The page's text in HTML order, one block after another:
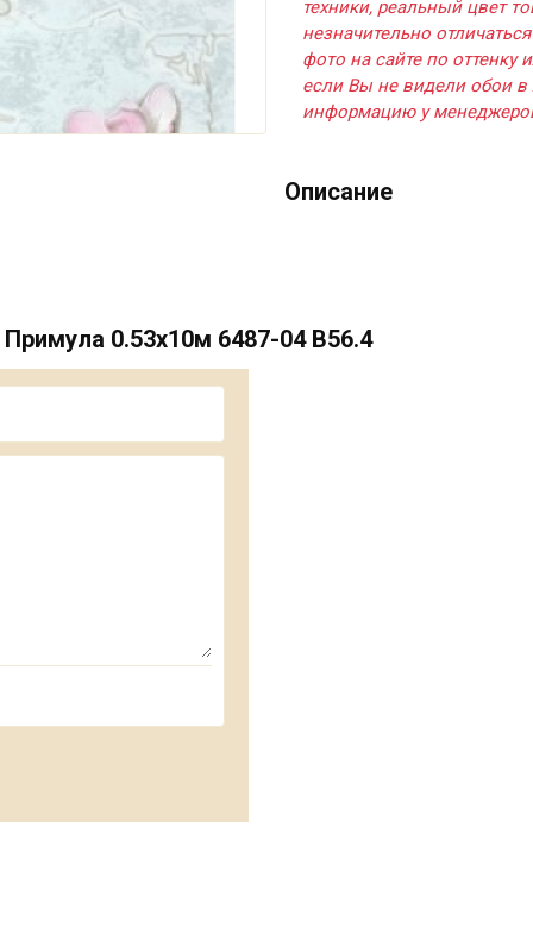
техники, реальный цвет
незначительно
фото на сайте по оттенку
если Вы не видели обои в
информацию у
Описание
0.53х10м 6487-04 В56.4